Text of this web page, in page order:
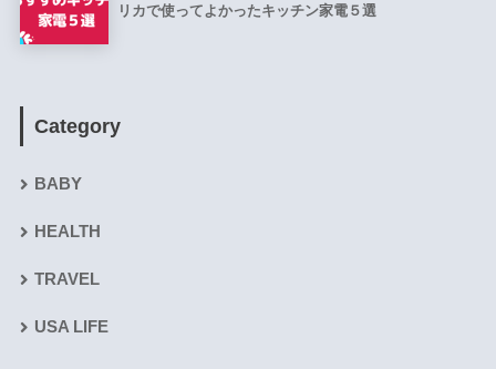
リカで使ってよかったキッチン家電５選
Category
BABY
HEALTH
TRAVEL
USA LIFE